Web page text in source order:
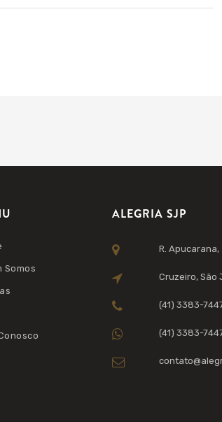
Somos
ALEGRIA SJP
R. Apucarana,
Cruzeiro, São
(41) 3383-
(41) 3383-